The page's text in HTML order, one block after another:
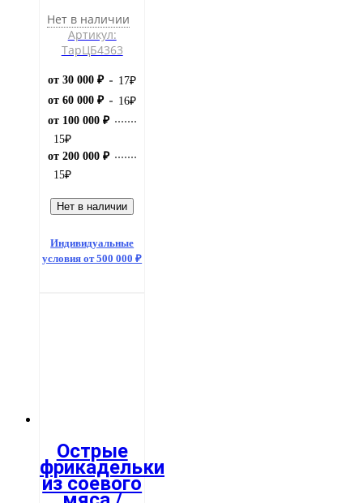
Нет в наличии
Артикул:
ТарЦБ4363
от 30 000 ₽ 17₽
от 60 000 ₽
16₽
от 100 000 ₽
15₽
от 200 000 ₽
15₽
Нет в наличии
Индивидуальные
условия от 500 000 ₽
Острые
фрикадельки
из соевого